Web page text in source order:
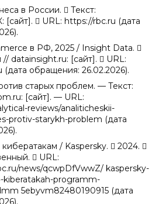
в России.  Текст:
 URL: https://rbc.ru (дата
в РФ, 2025 / Insight Data. 
// datainsight.ru: [сайт].  URL:
обращения: 26.02.2026).
старых проблем. — Текст:
[сайт]. — URL:
reviews/analiticheskii-
protiv-starykh-problem (дата
/ Kaspersky.  2024. 
 URL:
news/qcwpDfVwwZ/ kaspersky-
programm-
5ebyvm82480190915 (дата